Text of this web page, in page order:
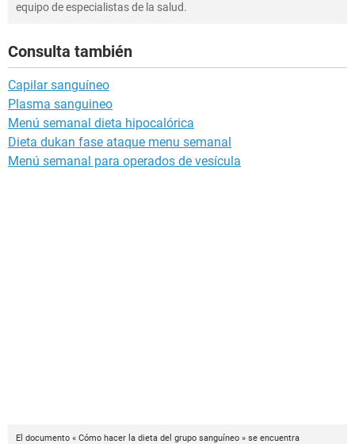
equipo de especialistas de la salud.
Consulta también
Capilar sanguíneo
Plasma sanguineo
Menú semanal dieta hipocalórica
Dieta dukan fase ataque menu semanal
Menú semanal para operados de vesícula
El documento « Cómo hacer la dieta del grupo sanguíneo » se encuentra